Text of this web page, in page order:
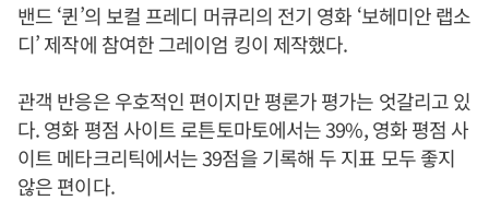
밴드 ‘퀸’의 보컬 프레디 머큐리의 전기 영화 ‘보헤미안 랩소
디’ 제작에 참여한 그레이엄 킹이 제작했다.
관객 반응은 우호적인 편이지만 평론가 평가는 엇갈리고 있
다. 영화 평점 사이트 로튼토마토에서는 39%, 영화 평점 사
이트 메타크리틱에서는 39점을 기록해 두 지표 모두 좋지
않은 편이다.